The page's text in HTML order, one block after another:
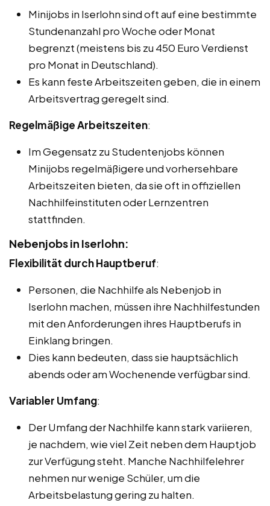
Minijobs in Iserlohn sind oft auf eine bestimmte
Stundenanzahl pro Woche oder Monat
begrenzt (meistens bis zu 450 Euro Verdienst
pro Monat in Deutschland).
Es kann feste Arbeitszeiten geben, die in einem
Arbeitsvertrag geregelt sind.
Regelmäßige Arbeitszeiten:
Im Gegensatz zu Studentenjobs können
Minijobs regelmäßigere und vorhersehbare
Arbeitszeiten bieten, da sie oft in offiziellen
Nachhilfeinstituten oder Lernzentren
stattfinden.
Nebenjobs in Iserlohn:
Flexibilität durch Hauptberuf:
Personen, die Nachhilfe als Nebenjob in
Iserlohn machen, müssen ihre Nachhilfestunden
mit den Anforderungen ihres Hauptberufs in
Einklang bringen.
Dies kann bedeuten, dass sie hauptsächlich
abends oder am Wochenende verfügbar sind.
Variabler Umfang:
Der Umfang der Nachhilfe kann stark variieren,
je nachdem, wie viel Zeit neben dem Hauptjob
zur Verfügung steht. Manche Nachhilfelehrer
nehmen nur wenige Schüler, um die
Arbeitsbelastung gering zu halten.